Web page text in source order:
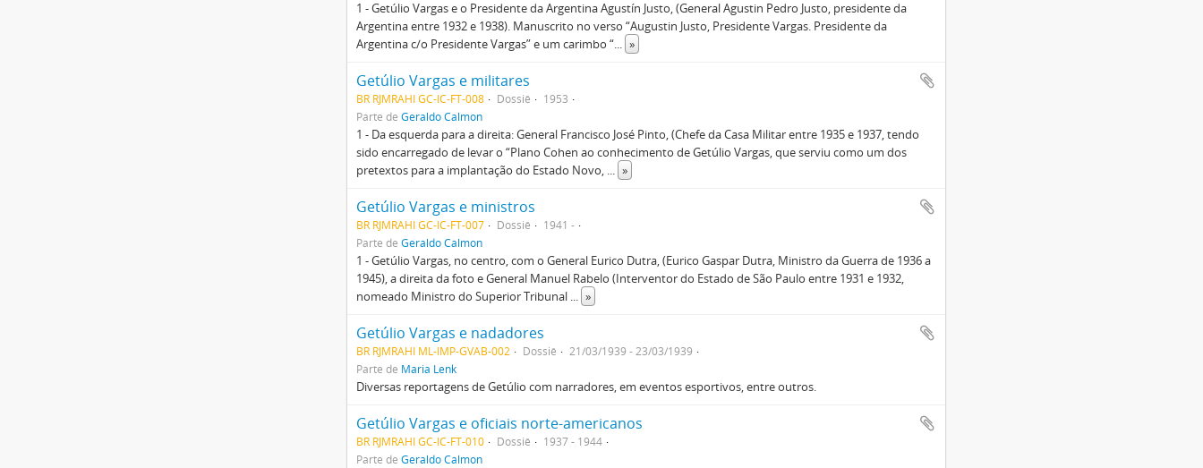
1 - Getúlio Vargas e o Presidente da Argentina Agustín Justo, (General Agustin Pedro Justo, presidente da
Argentina entre 1932 e 1938). Manuscrito no verso “Augustin Justo, Presidente Vargas. Presidente da
Argentina c/o Presidente Vargas” e um carimbo “... »
Getúlio Vargas e militares
BR RJMRAHI GC-IC-FT-008 Dossiê
1953
Parte de Geraldo Calmon
1 - Da esquerda para a direita: General Francisco José Pinto, (Chefe da Casa Militar entre 1935 e 1937, tendo
sido encarregado de levar o “Plano Cohen ao conhecimento de Getúlio Vargas, que serviu como um dos
pretextos para a implantação do Estado Novo, ... »
Getúlio Vargas e ministros
BR RJMRAHI GC-IC-FT-007 Dossiê
1941 -
Parte de Geraldo Calmon
1 - Getúlio Vargas, no centro, com o General Eurico Dutra, (Eurico Gaspar Dutra, Ministro da Guerra de 1936 a
1945), a direita da foto e General Manuel Rabelo (Interventor do Estado de São Paulo entre 1931 e 1932,
nomeado Ministro do Superior Tribunal ... »
Getúlio Vargas e nadadores
BR RJMRAHI ML-IMP-GVAB-002 Dossiê
21/03/1939 - 23/03/1939
Parte de Maria Lenk
Diversas reportagens de Getúlio com narradores, em eventos esportivos, entre outros.
Getúlio Vargas e oficiais norte-americanos
BR RJMRAHI GC-IC-FT-010 Dossiê
1937 - 1944
Parte de Geraldo Calmon